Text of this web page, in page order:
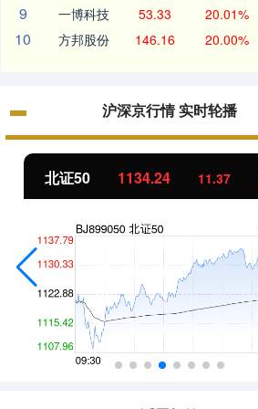
9 一博科技 53.33 20.01%
10 方邦股份 146.16 20.00%
沪深京行情 实时轮播
北证50 1134.24 11.37